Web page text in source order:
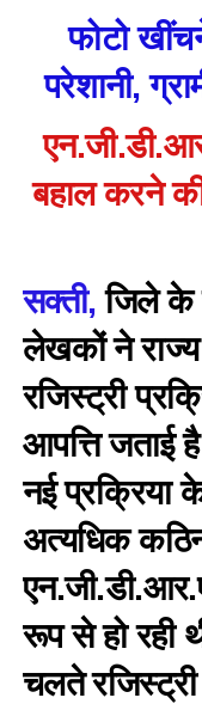
फोटो
परेशानी,
बहाल करने
सक्ती, जिले के
लेखकों ने राज्य
रजिस्ट्री
आपत्ति जताई
नई प्रक्रिया
अत्यधिक
रूप से हो रही
चलते